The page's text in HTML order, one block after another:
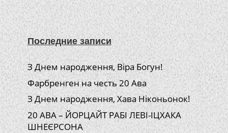
Последние записи
З Днем народження, Віра Богун!
Фарбренген на честь 20 Ава
З Днем народження, Хава Ніконьонок!
20 АВА – ЙОРЦАЙТ РАБІ ЛЕВІ-ІЦХАКА
ШНЕЄРСОНА